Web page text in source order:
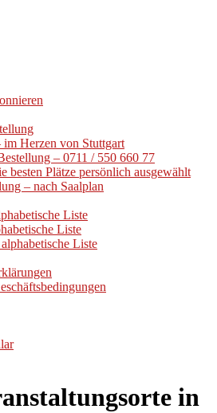
im Herzen von Stuttgart
– 0711 / 550 660 77
besten Plätze persönlich ausgewählt
– nach Saalplan
Liste
Liste
Liste
in